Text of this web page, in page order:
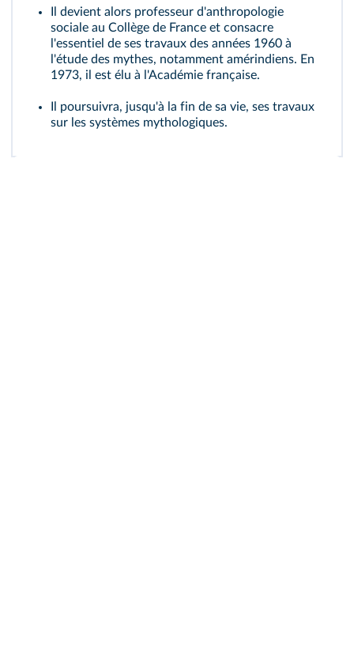
Il devient alors professeur d'anthropologie
sociale au Collège de France et consacre
l'essentiel de ses travaux des années 1960 à
l'étude des mythes, notamment amérindiens. En
1973, il est élu à l'Académie française.
Il poursuivra, jusqu'à la fin de sa vie, ses travaux
sur les systèmes mythologiques.